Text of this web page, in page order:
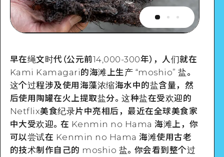
早在绳文时代（公元前14,000-300年），人们就在
Kami Kamagari的海滩上生产 “moshio” 盐。
这个过程涉及使用海藻浓缩海水中的盐含量，然
后使用陶罐在火上提取盐分。这种盐在受欢迎的
Netflix美食纪录片中亮相后，最近在全球美食家
中大受欢迎。在 Kenmin no Hama 海滩上，你
可以尝试在 Kenmin no Hama 海滩使用古老
的技术制作自己的 moshio 盐。你会看到整个过